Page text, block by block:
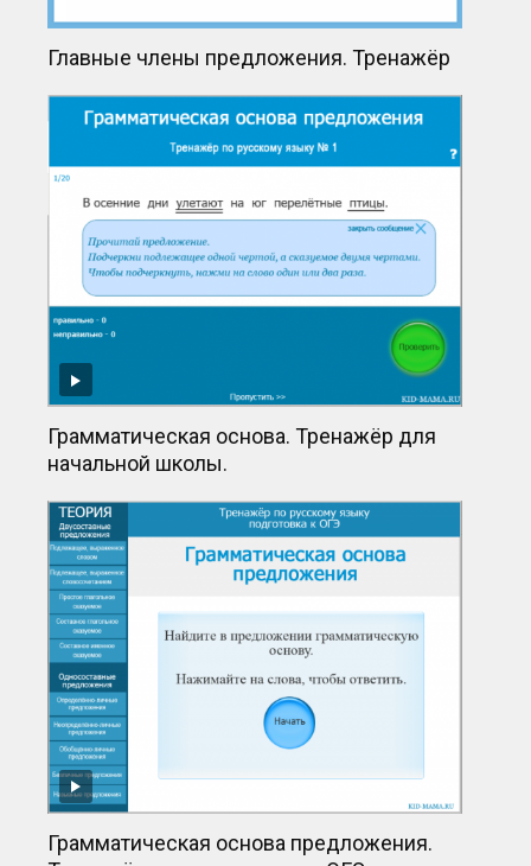
Главные члены предложения. Тренажёр
Грамматическая основа. Тренажёр для
начальной школы.
Грамматическая основа предложения.